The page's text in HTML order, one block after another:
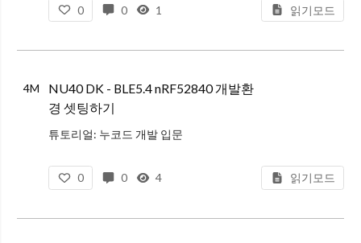
0 0 1 읽기모드
4M
NU40 DK - BLE5.4 nRF52840 개발환
경 셋팅하기
튜토리얼: 누코드 개발 입문
0
0 4 읽기모드